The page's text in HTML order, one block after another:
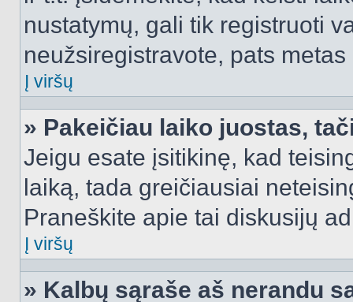
nustatymų, gali tik registruoti
neužsiregistravote, pats
Į viršų
» Pakeičiau laiko juostas,
Jeigu esate įsitikinę, kad
laiką, tada greičiausiai
Praneškite apie tai diskusijų
Į viršų
» Kalbų sąraše aš nerandu